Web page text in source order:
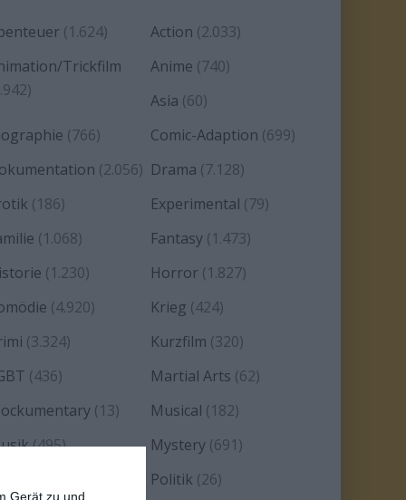
Gerät zu und
(1.624) Action (2.033)
Trickfilm
Anime (740)
Asia (60)
(766) Comic-Adaption (699)
(2.056) Drama (7.128)
(186) Experimental (79)
(1.068) Fantasy (1.473)
(1.230) Horror (1.827)
(4.920) Krieg (424)
(3.324) Kurzfilm (320)
(436) Martial Arts (62)
(13) Musical (182)
(495) Mystery (691)
Politik (26)